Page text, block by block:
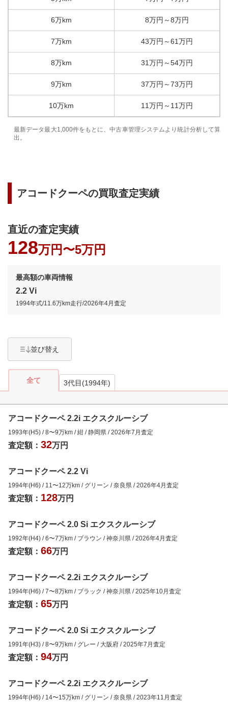
6万km 8万円 ～8万円
7万km 43万円 ～61万円
8万km 31万円 ～54万円
9万km 37万円 ～73万円
10万km 11万円 ～ 11万円
最新データ最大1,000件をもとに、中古車管理システムより統計分析して算
出。
アコードクーペの買取査定実績
直近の査定実績
128万円〜5万円
最高額の車両情報
2.2 Vi
1994年式/11.6万km走行/2026年4月査定
並び替え
全て 3代目(1994年)
アコードクーペ 2.2i エクスクルーシブ
1993年(H5) /8〜9万km /紺 /静岡県 /2026年7月査定
査定額： 32万円
アコードクーペ 2.2 Vi
1994年(H6) / 11 〜12万km / グリーン /奈良県 /2026年4月査定
査定額： 128万円
アコードクーペ 2.0 Si エクスクルーシブ
1992年(H4) /6〜7万km / ブラウン /神奈川県 /2026年4月査定
査定額： 66万円
アコードクーペ 2.2i エクスクルーシブ
1994年(H6) /7〜8万km / ブラック /神奈川県 /2025年10月査定
査定額： 65万円
アコードクーペ 2.0 Si エクスクルーシブ
1991年(H3) /8〜9万km / グレー / 大阪府 /2025年7月査定
査定額： 94万円
アコードクーペ 2.2i エクスクルーシブ
1994年(H6) / 14〜15万km / グリーン /奈良県 /2023年11月査定